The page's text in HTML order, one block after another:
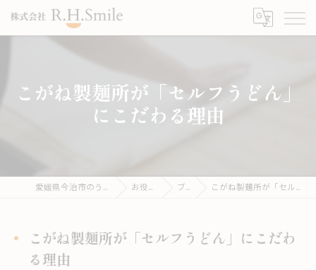
こがね製麺所が「セルフうどん」
にこだわる理由
愛媛県今治市のうどんならこがね製麺所 お役立ち情報 ブログ こがね製麺所が「セルフうどん」にこだわる理由
こがね製麺所が「セルフうどん」にこだわ
る理由